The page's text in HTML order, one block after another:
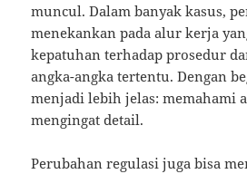
muncul. Dalam banyak kasus,
menekankan pada alur kerja
kepatuhan terhadap prosedur
angka-angka tertentu. Dengan
menjadi lebih jelas: memahami
mengingat detail.
Perubahan regulasi juga bisa